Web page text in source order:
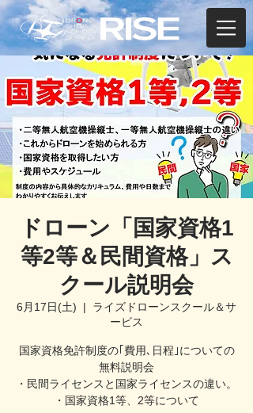
ドローン「国家資格1
等2等＆民間資格」ス
クール説明会
6月17日(土)
  |
ライズドローンスクール＆サ
ービス
国家資格免許制度の｢費用､日程｣についての
無料説明会
・民間ライセンスと国家ライセンスの違い。
・国家資格1等、2等について